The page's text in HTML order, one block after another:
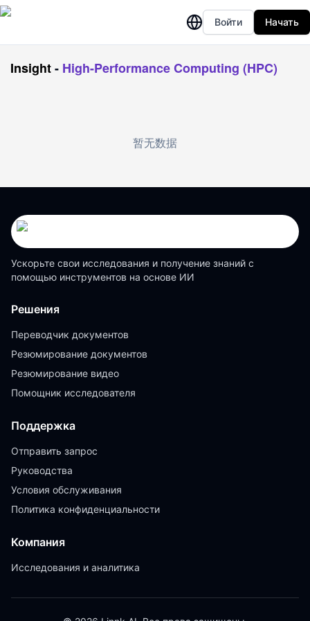
Войти Начать
Insight- High-Performance Computing (HPC)
暂无数据
Ускорьте свои исследования и получение знаний с
помощью инструментов на основе ИИ
Решения
Переводчик документов
Резюмирование документов
Резюмирование видео
Помощник исследователя
Поддержка
Отправить запрос
Руководства
Условия обслуживания
Политика конфиденциальности
Компания
Исследования и аналитика